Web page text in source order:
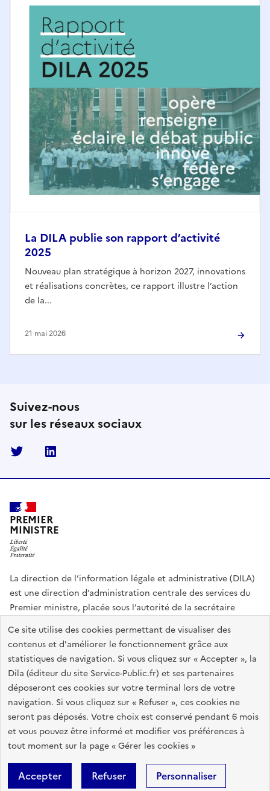
Ce site utilise des cookies permettant de visualiser des
contenus et d'améliorer le fonctionnement grâce aux
statistiques de navigation. Si vous cliquez sur « Accepter », la
Dila (éditeur du site Service-Public.fr) et ses partenaires
déposeront ces cookies sur votre terminal lors de votre
navigation. Si vous cliquez sur « Refuser », ces cookies ne
seront pas déposés. Votre choix est conservé pendant 6 mois
et vous pouvez être informé et modifier vos préférences à
tout moment sur la page « Gérer les cookies »
Accepter Refuser Personnaliser
La DILA publie son rapport d’activité
2025
Nouveau plan stratégique à horizon 2027, innovations
et réalisations concrètes, ce rapport illustre l’action
de la...
21 mai 2026
Suivez-nous
sur les réseaux sociaux
Twitter
PREMIER
MINISTRE
La direction de l’information légale et administrative (DILA)
est une direction d’administration centrale des services du
Premier ministre, placée sous l’autorité de la secrétaire
info.gouv.fr
assemblee-nationale.fr
sénat.fr
Répertoire des informations publiques
Plan du site
Accessibilité du site : partiellement conforme
Accessibilité des sites de la DILA
Mentions légales
Recrutement
Données personnelles et sécurité
Gestion des cookies
Sauf mention contraire, tous les contenus de ce site sont sous